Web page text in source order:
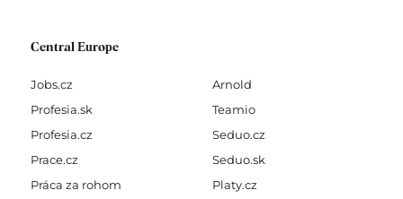
Central Europe
Jobs.cz
Profesia.sk
Profesia.cz
Prace.cz
Práca za rohom
Arnold
Teamio
Seduo.cz
Seduo.sk
Platy.cz